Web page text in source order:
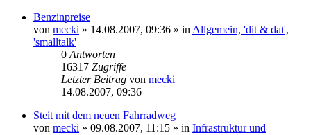
Benzinpreise
von mecki » 14.08.2007, 09:36 » in Allgemein, 'dit & dat',
'smalltalk'
0 Antworten
16317 Zugriffe
Letzter Beitrag von mecki
14.08.2007, 09:36
Steit mit dem neuen Fahrradweg
von mecki » 09.08.2007, 11:15 » in Infrastruktur und